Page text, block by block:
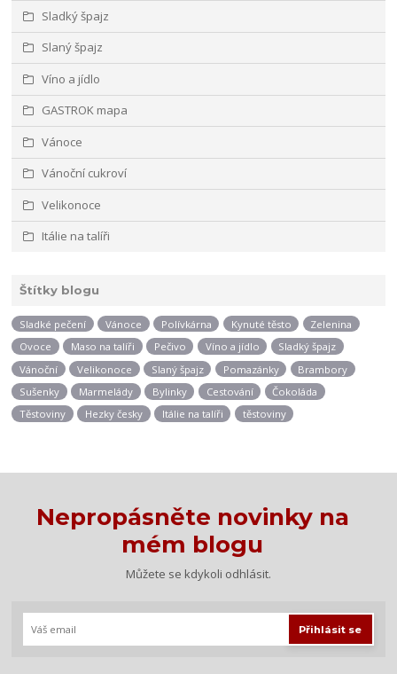
Sladký špajz
Slaný špajz
Víno a jídlo
GASTROK mapa
Vánoce
Vánoční cukroví
Velikonoce
Itálie na talíři
Štítky blogu
Sladké pečení Vánoce Polívkárna Kynuté těsto
Zelenina
Ovoce
Maso na talíři Pečivo Víno a jídlo
Sladký špajz
Vánoční
Velikonoce Slaný špajz Pomazánky
Brambory
Sušenky
Marmelády Bylinky Cestování
Čokoláda
Těstoviny
Hezky česky Itálie na talíři těstoviny
Nepropásněte novinky na
mém blogu
Můžete se kdykoli odhlásit.
Přihlásit se